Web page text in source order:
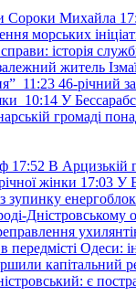
Сороки Михайла
морських
справи: історія
житель
11:23 46-річний
10:14 У
громаді
17:52 В Арцизькій
жінки 17:03 У
зупинку
Дністровському
передмісті
капітальний
є